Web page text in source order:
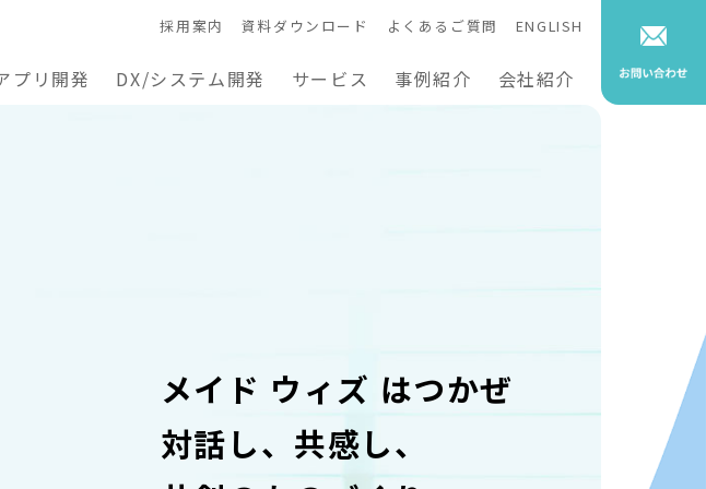
プリ開発 DX/システム開発 サービス 事例紹介 会社紹介
採用案内 資料ダウンロード よくあるご質問 ENGLISH
メイド ウィズ はつかぜ
対話し、共感し、